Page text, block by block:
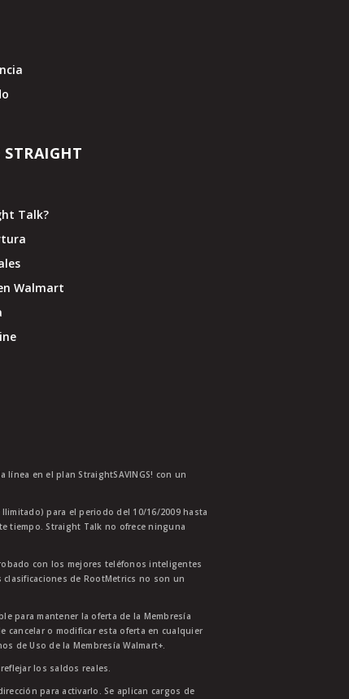
STRAIGHT
Talk?
Walmart
en el plan StraightSAVINGS! con un
para el periodo del 10/16/2009 hasta
tiempo. Straight Talk no ofrece ninguna
con los mejores teléfonos inteligentes
de RootMetrics no son un
para mantener la oferta de la Membresía
cancelar o modificar esta oferta en cualquier
de Uso de la Membresía Walmart+.
los saldos reales.
para activarlo. Se aplican cargos de